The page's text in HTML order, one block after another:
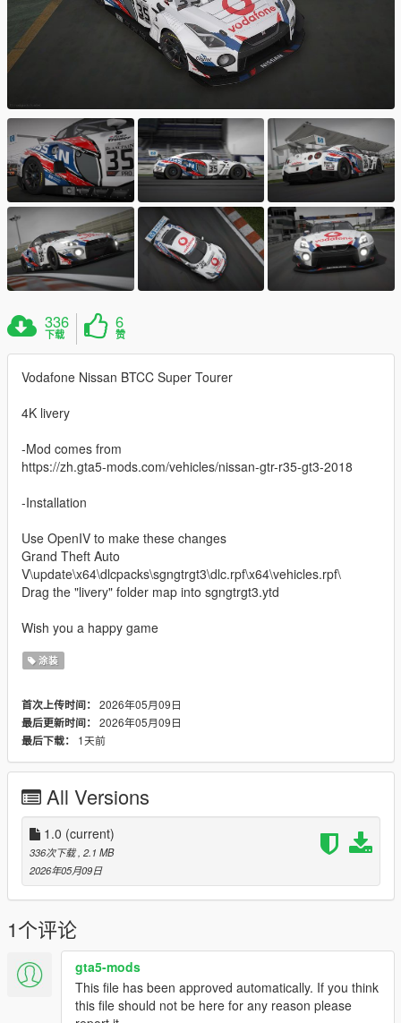
336
下载
6
赞
Vodafone Nissan BTCC Super Tourer
4K livery
-Mod comes from
https://zh.gta5-mods.com/vehicles/nissan-gtr-r35-gt3-2018
-Installation
Use OpenIV to make these changes
Grand Theft Auto
V\update\x64\dlcpacks\sgngtrgt3\dlc.rpf\x64\vehicles.rpf\
Drag the "livery" folder map into sgngtrgt3.ytd
Wish you a happy game
涂装
首次上传时间： 2026年05月09日
最后更新时间： 2026年05月09日
最后下载：
1天前
All Versions
1.0 (current)
336次下载 , 2.1 MB
2026年05月09日
1个评论
gta5-mods
This file has been approved automatically. If you think
this file should not be here for any reason please